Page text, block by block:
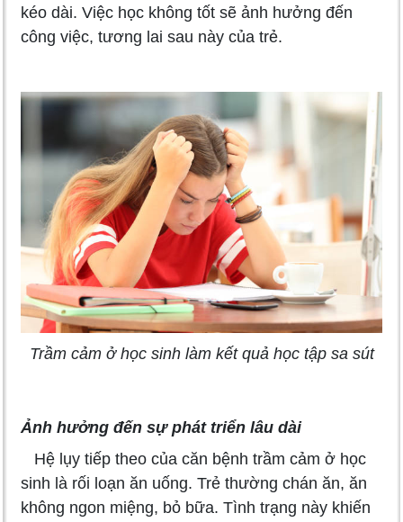
kéo dài. Việc học không tốt sẽ ảnh hưởng đến
công việc, tương lai sau này của trẻ.
Trầm cảm ở học sinh làm kết quả học tập sa sút
Ảnh hưởng đến sự phát triển lâu dài
Hệ lụy tiếp theo của căn bệnh trầm cảm ở học
sinh là rối loạn ăn uống. Trẻ thường chán ăn, ăn
không ngon miệng, bỏ bữa. Tình trạng này khiến